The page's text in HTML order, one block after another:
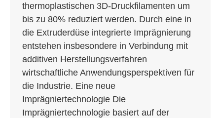
thermoplastischen 3D-Druckfilamenten um
bis zu 80% reduziert werden. Durch eine in
die Extruderdüse integrierte Imprägnierung
entstehen insbesondere in Verbindung mit
additiven Herstellungsverfahren
wirtschaftliche Anwendungsperspektiven für
die Industrie. Eine neue
Imprägniertechnologie Die
Imprägniertechnologie basiert auf der